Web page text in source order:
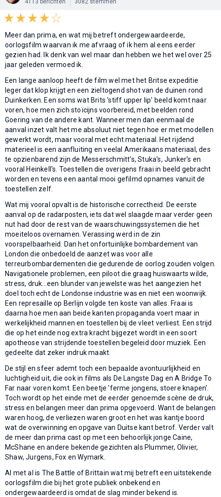
Meer dan prima, en wat mij betreft ondergewaardeerde,
oorlogsfilm waarvan ik me afvraag of ik hem al eens eerder
gezien had. Ik denk van wel maar dan hebben we het wel over 25
jaar geleden vermoed ik.
Een lange aanloop heeft de film wel met het Britse expeditie
leger dat klop krijgt en een zieltogend shot van de duinen rond
Duinkerken. Een soms wat Brits 'stiff upper lip' beeld komt naar
voren, hoe men zich stoïcijns voorbereid, met beelden rond
Goering van de andere kant. Wanneer men dan eenmaal de
aanval inzet valt het me absoluut niet tegen hoe er met modellen
gewerkt wordt, maar vooral met echt materiaal. Het rijdend
materieel is een aanfluiting en veelal Amerikaans materiaal, des
te opzienbarend zijn de Messerschmitt's, Stuka's, Junker's en
vooral Heinkell's. Toestellen die overigens fraai in beeld gebracht
worden en tevens een aantal mooi gefilmd opnames vanuit de
toestellen zelf.
Wat mij vooral opvalt is de historische correctheid. De eerste
aanval op de radarposten, iets dat wel slaagde maar verder geen
nut had door de rest van de waarschuwingssystemen die het
moeiteloos overnamen. Verassing werd in de zin
voorspelbaarheid. Dan het onfortuinlijke bombardement van
London die onbedoeld de aanzet was voor alle
terreurbombardementen die gedurende de oorlog zouden volgen.
Navigationele problemen, een piloot die graag huiswaarts wilde,
stress, druk...een blunder van jewelste was het aangezien het
doel toch echt de Londonse industrie was en niet een woonwijk.
Een represaille op Berlijn volgde ten koste van alles. Fraai is
daarna hoe men aan beide kanten propaganda voert maar in
werkelijkheid mannen en toestellen bij de vleet verliest. Een strijd
die op het einde nog extra kracht bijgezet wordt in een soort
apotheose van strijdende toestellen begeleid door muziek. Een
gedeelte dat zeker indruk maakt.
De stijl en sfeer ademt toch een bepaalde avontuurlijkheid en
luchtigheid uit, die ook in films als De Langste Dag en A Bridge To
Far naar voren komt. Een beetje 'ferme jongens, stoere knapen'.
Toch wordt op het einde met de eerder genoemde scène de druk,
stress en belangen meer dan prima opgevoerd. Want de belangen
waren hoog, de verliezen waren groot en het was kantje boord
wat de overwinning en opgave van Duitse kant betrof. Verder valt
de meer dan prima cast op met een behoorlijk jonge Caine,
McShane en andere bekende gezichten als Plummer, Olivier,
Shaw, Jurgens, Fox en Wymark.
Al met al is The Battle of Brittain wat mij betreft een uitstekende
oorlogsfilm die bij het grote publiek onbekend en
ondergewaardeerd is omdat de slag minder bekend is.